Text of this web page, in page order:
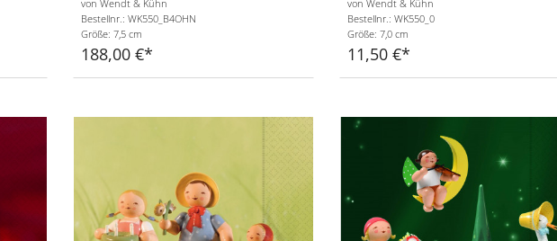
von Wendt & Kühn
Bestellnr.: WK550_B4OHN
Größe: 7,5 cm
188,00 €
von Wendt & Kühn
Bestellnr.: WK550_0
Größe: 7,0 cm
11,50 €